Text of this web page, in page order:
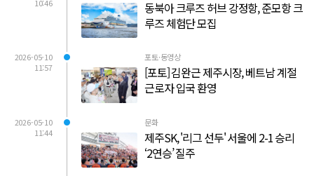
10:46
동북아 크루즈 허브 강정항, 준모항 크
루즈 체험단 모집
2026-05-10
11:57
포토·동영상
[포토] 김완근 제주시장, 베트남 계절
근로자 입국 환영
2026-05-10
11:44
문화
제주SK, '리그 선두' 서울에 2-1 승리
‘2연승’ 질주